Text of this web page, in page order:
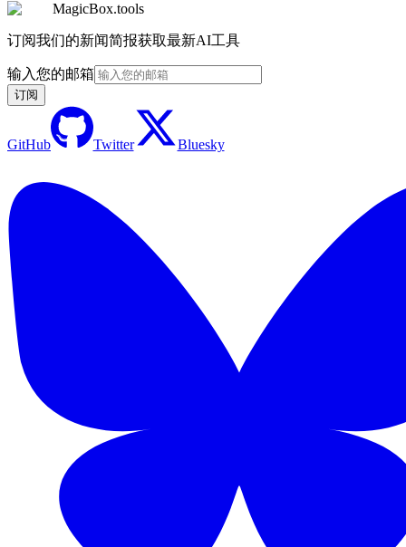
MagicBox.tools
订阅我们的新闻简报获取最新AI工具
输入您的邮箱
订阅
GitHub Twitter Bluesky